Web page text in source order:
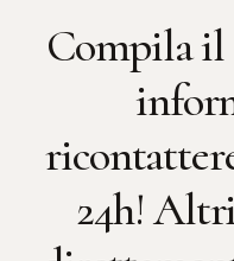
Compila il
24h!